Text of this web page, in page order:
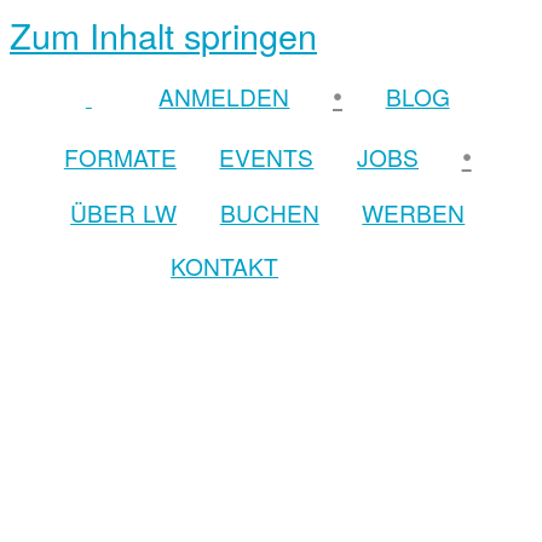
Zum Inhalt springen
ANMELDEN •
BLOG
FORMATE
EVENTS JOBS •
ÜBER LW BUCHEN
WERBEN
KONTAKT